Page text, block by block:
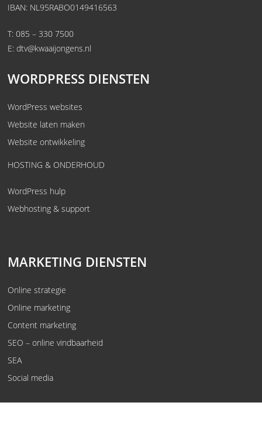
IBAN: NL95RABO0149416563
T:085 – 330 7500
E:dtv@kwaaijongens.nl
WORDPRESS DIENSTEN
WordPress websites
Website laten maken
Website ontwikkeling
HOSTING & ONDERHOUD
WordPress hulp
Webhosting & support
MARKETING DIENSTEN
Online strategie
Online marketing
Content marketing
SEO – online vindbaarheid
SEA
Social media